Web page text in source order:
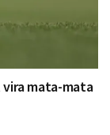
vira mata-mata